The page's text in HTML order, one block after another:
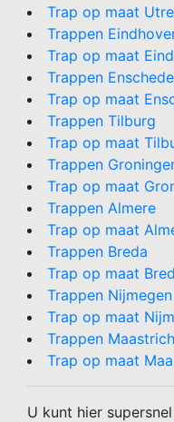
Trap op maat
Trappen
Trap op maat
Trappen Enschede
Trap op maat
Trappen Tilburg
Trap op maat
Trappen
Trap op maat
Trappen Almere
Trap op maat
Trappen Breda
Trap op maat
Trappen Nijmegen
Trap op maat
Trappen
Trap op maat
U kunt hier